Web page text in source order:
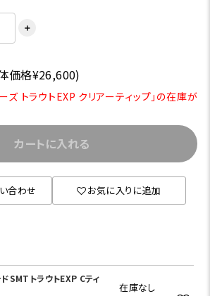
＋
価格¥26,600)
ズ トラウトEXP クリアーティップ」の在庫が
カートに入れる
合わせ お気に入りに追加
SMTトラウトEXP Cティ
在庫なし